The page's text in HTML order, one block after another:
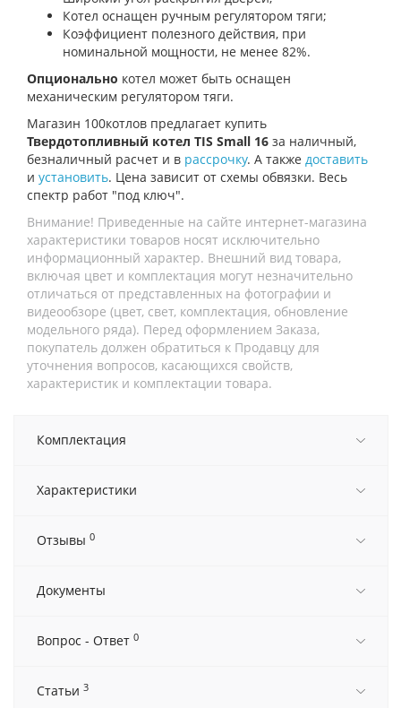
Котел оснащен ручным регулятором тяги;
Коэффициент полезного действия, при
номинальной мощности, не менее 82%.
Опционально котел может быть оснащен
механическим регулятором тяги.
Магазин 100котлов предлагает купить
Твердотопливный котел TIS Small 16 за наличный,
безналичный расчет и в рассрочку. А также доставить
и установить. Цена зависит от схемы обвязки. Весь
спектр работ "под ключ".
Внимание! Приведенные на сайте интернет-магазина
характеристики товаров носят исключительно
информационный характер. Внешний вид товара,
включая цвет и комплектация могут незначительно
отличаться от представленных на фотографии и
видеообзоре (цвет, свет, комплектация, обновление
модельного ряда). Перед оформлением Заказа,
покупатель должен обратиться к Продавцу для
уточнения вопросов, касающихся свойств,
характеристик и комплектации товара.
Комплектация
Характеристики
Отзывы 0
Документы
Вопрос - Ответ 0
Статьи 3